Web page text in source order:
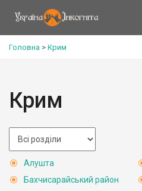
Головна > Крим
Крим
Алушта
Бахчисарайський район